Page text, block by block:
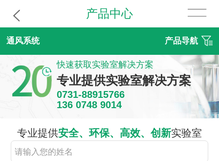
产品中心
通风系统 产品导航
快速获取实验室解决方案
专业提供实验室解决方案
0731-88915766
136 0748 9014
专业提供安全、环保、高效、创新实验室